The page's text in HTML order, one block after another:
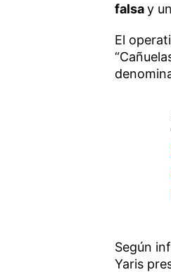
falsay
El
Según
Yaris